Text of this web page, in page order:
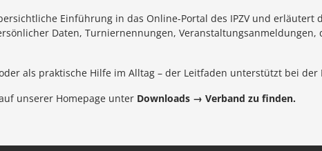
Einführung in das Online-Portal des IPZV und
Daten, Turniernennungen,
als praktische Hilfe im Alltag – der Leitfaden unterstützt bei
unserer Homepage unter Downloads → Verband zu finden.